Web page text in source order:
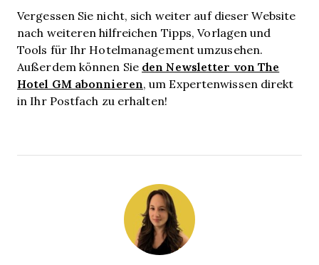
Vergessen Sie nicht, sich weiter auf dieser Website
nach weiteren hilfreichen Tipps, Vorlagen und
Tools für Ihr Hotelmanagement umzusehen.
Außerdem können Sie den Newsletter von The
Hotel GM abonnieren, um Expertenwissen direkt
in Ihr Postfach zu erhalten!